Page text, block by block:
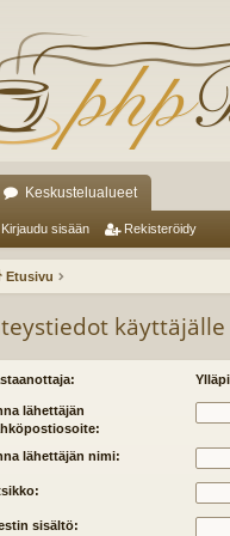
Keskustelualueet
Kirjaudu sisään Rekisteröidy
Etusivu
käyttäjälle
lähettäjän
lähettäjän nimi:
sisältö: